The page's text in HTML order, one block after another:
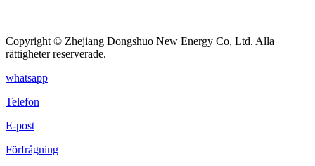
Copyright © Zhejiang Dongshuo New Energy Co, Ltd. Alla
rättigheter reserverade.
whatsapp
Telefon
E-post
Förfrågning